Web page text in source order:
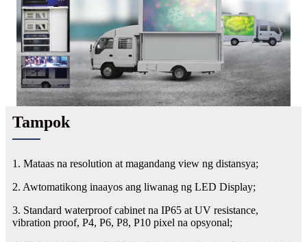
Tampok
1. Mataas na resolution at magandang view ng distansya;
2. Awtomatikong inaayos ang liwanag ng LED Display;
3. Standard waterproof cabinet na IP65 at UV resistance,
vibration proof, P4, P6, P8, P10 pixel na opsyonal;